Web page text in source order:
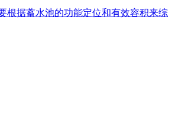
根据蓄水池的功能定位和有效容积来综